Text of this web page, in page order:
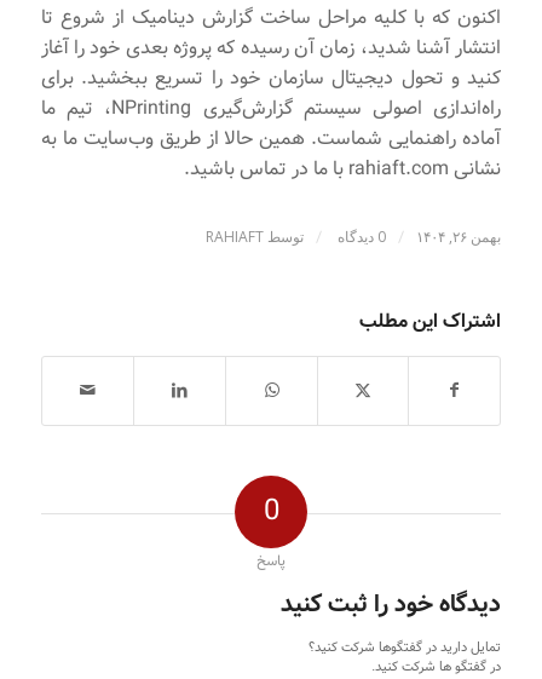
اکنون که با کلیه مراحل ساخت گزارش دینامیک از شروع تا
انتشار آشنا شدید، زمان آن رسیده که پروژه بعدی خود را آغاز
کنید و تحول دیجیتال سازمان خود را تسریع ببخشید. برای
راه‌اندازی اصولی سیستم گزارش‌گیری NPrinting، تیم ما
آماده راهنمایی شماست. همین حالا از طریق وب‌سایت ما به
نشانی rahiaft.com با ما در تماس باشید.
بهمن ۲۶, ۱۴۰۴ / 0 دیدگاه / توسط RAHIAFT
اشتراک این مطلب
0
پاسخ
دیدگاه خود را ثبت کنید
تمایل دارید در گفتگوها شرکت کنید؟
در گفتگو ها شرکت کنید.